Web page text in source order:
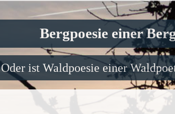
Bergpoesie einer
Oder ist Waldpoesie einer